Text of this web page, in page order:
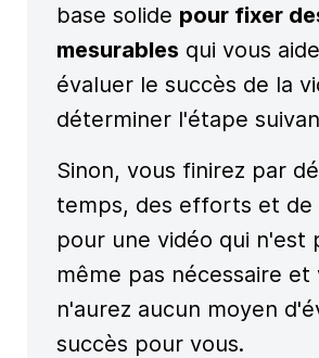
base solide pour fixer
mesurables qui vous
évaluer le succès de la
déterminer l'étape
Sinon, vous finirez par
temps, des efforts et de
pour une vidéo qui n'est
même pas nécessaire et
n'aurez aucun moyen
succès pour vous.